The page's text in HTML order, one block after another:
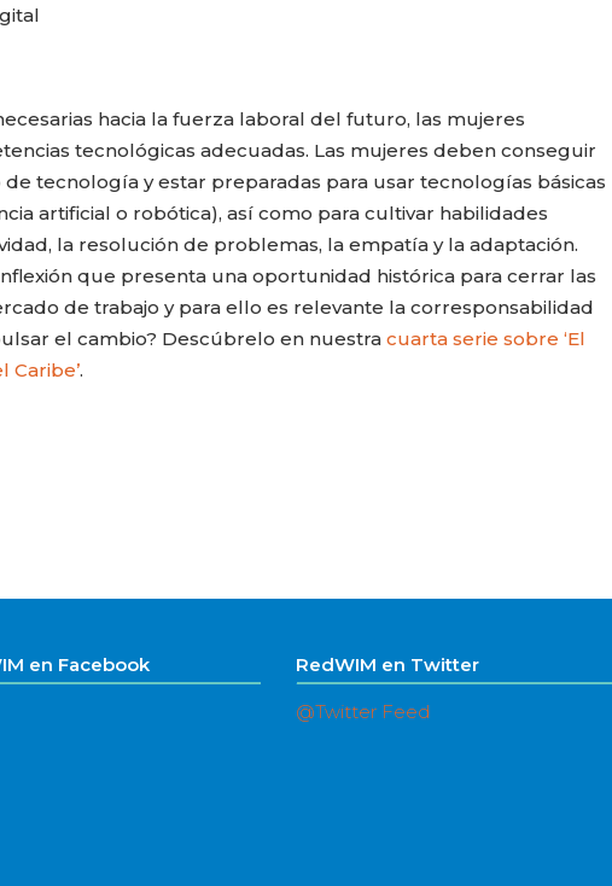
hacia la fuerza laboral del futuro, las mujeres
tecnológicas adecuadas. Las mujeres deben conseguir
tecnología y estar preparadas para usar tecnologías básicas
artificial o robótica), así como para cultivar habilidades
la resolución de problemas, la empatía y la adaptación.
que presenta una oportunidad histórica para cerrar las
de trabajo y para ello es relevante la corresponsabilidad
el cambio? Descúbrelo en nuestra cuarta serie sobre ‘El
Caribe’.
en Facebook RedWIM en Twitter
@Twitter Feed